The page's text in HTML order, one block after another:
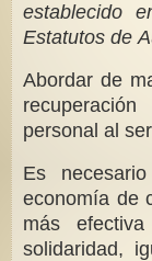
establecido
Estatutos de
Abordar de
personal al
Es
economía de
más
solidaridad,